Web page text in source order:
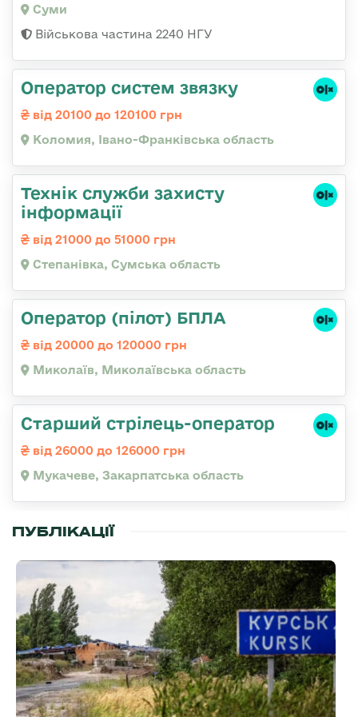
Суми
Військова частина 2240 НГУ
Оператор систем звязку
від 20100 до 120100 грн
Коломия, Івано-Франківська область
Технік служби захисту
інформації
від 21000 до 51000 грн
Степанівка, Сумська область
Оператор (пілот) БПЛА
від 20000 до 120000 грн
Миколаїв, Миколаївська область
Старший стрілець-оператор
від 26000 до 126000 грн
Мукачеве, Закарпатська область
ПУБЛІКАЦІЇ